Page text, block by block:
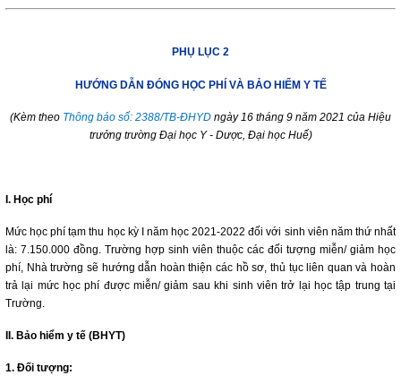
PHỤ LỤC 2
HƯỚNG DẪN ĐÓNG HỌC PHÍ VÀ BẢO HIỂM Y TẾ
(Kèm theo Thông báo số: 2388/TB-ĐHYD ngày 16 tháng 9 năm 2021 của Hiệu
trưởng trường Đại học Y - Dược, Đại học Huế)
I. Học phí
Mức học phí tạm thu học kỳ I năm học 2021-2022 đối với sinh viên năm thứ nhất
là: 7.150.000 đồng. Trường hợp sinh viên thuộc các đối tượng miễn/ giảm học
phí, Nhà trường sẽ hướng dẫn hoàn thiện các hồ sơ, thủ tục liên quan và hoàn
trả lại mức học phí được miễn/ giảm sau khi sinh viên trở lại học tập trung tại
Trường.
II. Bảo hiểm y tế (BHYT)
1. Đối tượng: